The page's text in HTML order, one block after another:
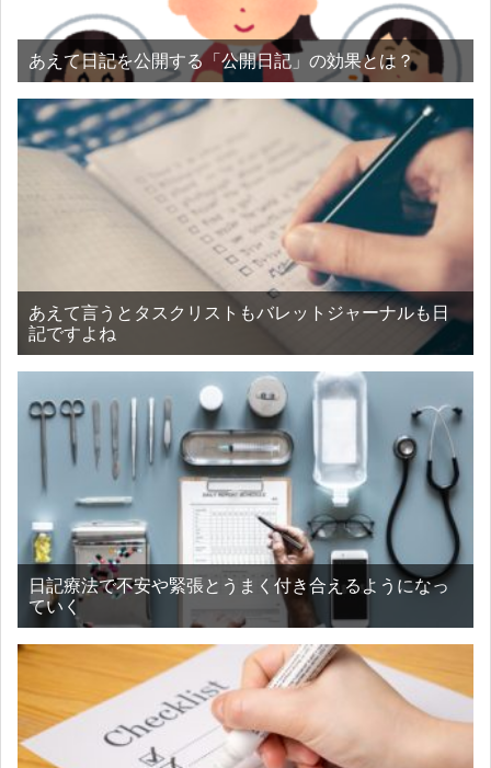
あえて日記を公開する「公開日記」の効果とは？
あえて言うとタスクリストもバレットジャーナルも日
記ですよね
日記療法で不安や緊張とうまく付き合えるようになっ
ていく